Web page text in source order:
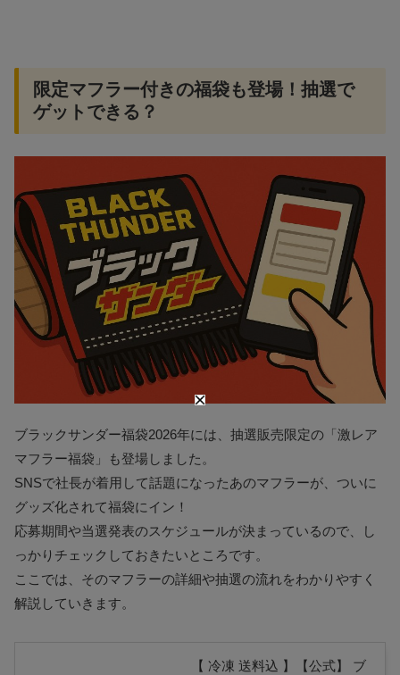
限定マフラー付きの福袋も登場！抽選で
ゲットできる？
ブラックサンダー福袋2026年には、抽選販売限定の「激レア
マフラー福袋」も登場しました。
SNSで社長が着用して話題になったあのマフラーが、ついに
グッズ化されて福袋にイン！
応募期間や当選発表のスケジュールが決まっているので、し
っかりチェックしておきたいところです。
ここでは、そのマフラーの詳細や抽選の流れをわかりやすく
解説していきます。
【 冷凍 送料込 】【公式】 ブ